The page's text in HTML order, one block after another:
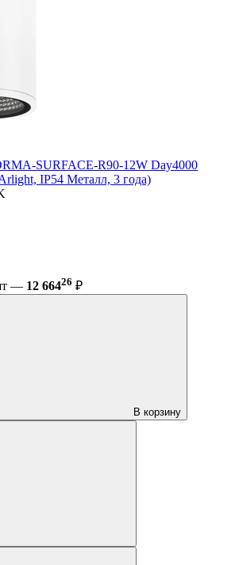
SURFACE-R90-12W Day4000
IP54 Металл, 3 года)
— 12 66426 ₽
В корзину